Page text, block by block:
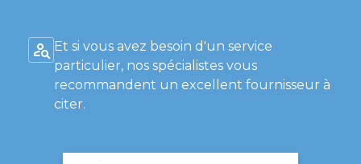
Et si vous avez besoin d'un service
particulier, nos spécialistes vous
recommandent un excellent fournisseur à
citer.